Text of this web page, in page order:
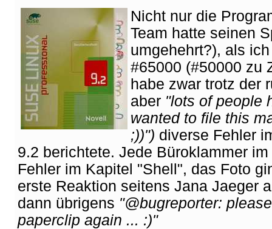
Nicht nur die
Team hatte seinen
umgehehrt?), als
#65000 (#50000 zu
habe zwar trotz der
aber "lots of people
wanted to file this
;))") diverse Fehler
9.2 berichtete. Jede Büroklammer
Fehler im Kapitel "Shell", das Foto
erste Reaktion seitens Jana Jaeger
dann übrigens "@bugreporter:
paperclip again ... :)"